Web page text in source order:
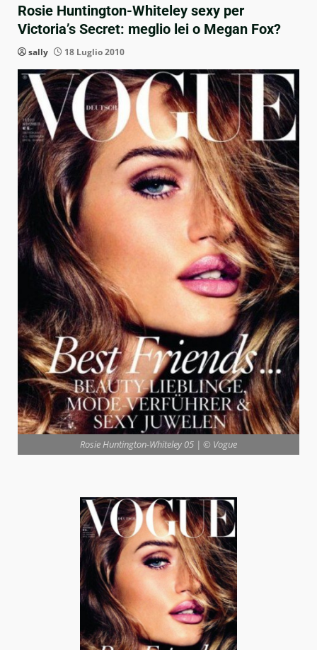
Rosie Huntington-Whiteley sexy per
Victoria’s Secret: meglio lei o Megan Fox?
sally 18 Luglio 2010
Rosie Huntington-Whiteley 05 | © Vogue